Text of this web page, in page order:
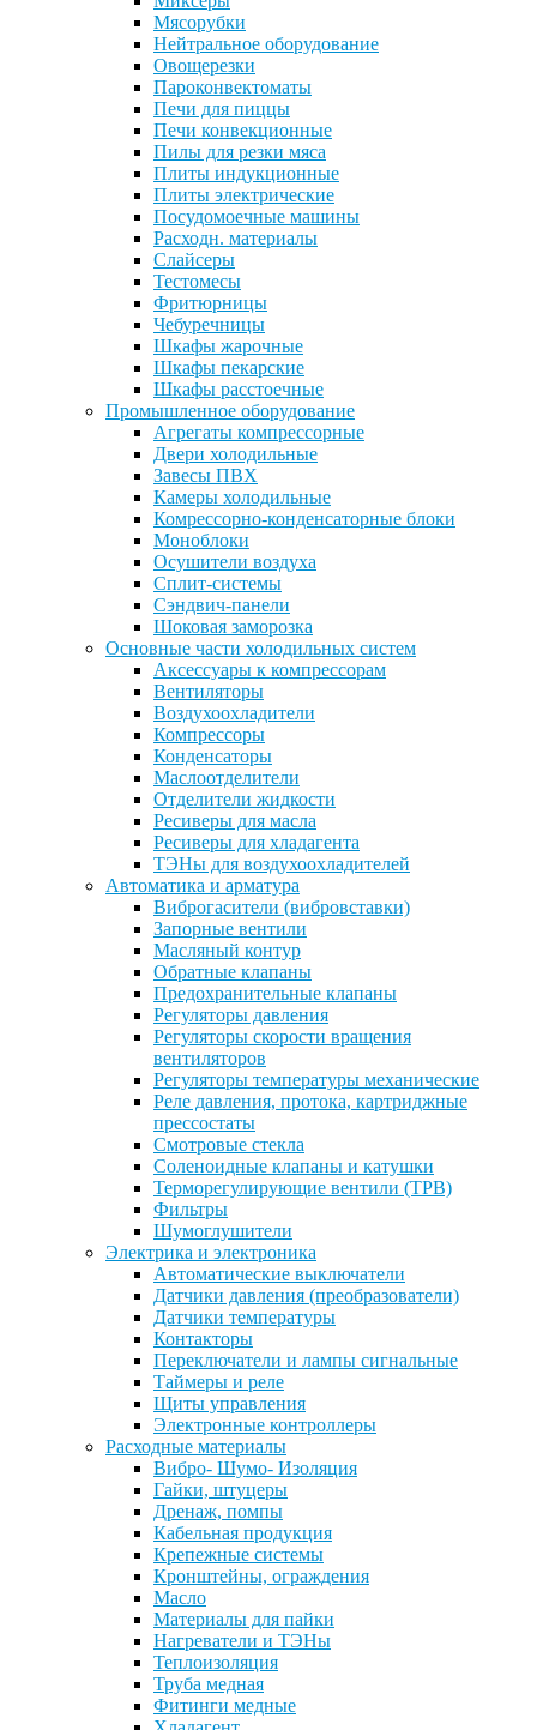
Мясорубки
Нейтральное оборудование
Овощерезки
Пароконвектоматы
Печи для пиццы
Печи конвекционные
Пилы для резки мяса
Плиты индукционные
Плиты электрические
Посудомоечные машины
Расходн. материалы
Слайсеры
Тестомесы
Фритюрницы
Чебуречницы
Шкафы жарочные
Шкафы пекарские
Шкафы расстоечные
Промышленное оборудование
Агрегаты компрессорные
Двери холодильные
Завесы ПВХ
Камеры холодильные
Комрессорно-конденсаторные блоки
Моноблоки
Осушители воздуха
Сплит-системы
Сэндвич-панели
Шоковая заморозка
Основные части холодильных систем
Аксессуары к компрессорам
Вентиляторы
Воздухоохладители
Компрессоры
Конденсаторы
Маслоотделители
Отделители жидкости
Ресиверы для масла
Ресиверы для хладагента
ТЭНы для воздухоохладителей
Автоматика и арматура
Виброгасители (вибровставки)
Запорные вентили
Масляный контур
Обратные клапаны
Предохранительные клапаны
Регуляторы давления
Регуляторы скорости вращения
вентиляторов
Регуляторы температуры механические
Реле давления, протока, картриджные
прессостаты
Смотровые стекла
Соленоидные клапаны и катушки
Терморегулирующие вентили (ТРВ)
Фильтры
Шумоглушители
Электрика и электроника
Автоматические выключатели
Датчики давления (преобразователи)
Датчики температуры
Контакторы
Переключатели и лампы сигнальные
Таймеры и реле
Щиты управления
Электронные контроллеры
Расходные материалы
Вибро- Шумо- Изоляция
Гайки, штуцеры
Дренаж, помпы
Кабельная продукция
Крепежные системы
Кронштейны, ограждения
Масло
Материалы для пайки
Нагреватели и ТЭНы
Теплоизоляция
Труба медная
Фитинги медные